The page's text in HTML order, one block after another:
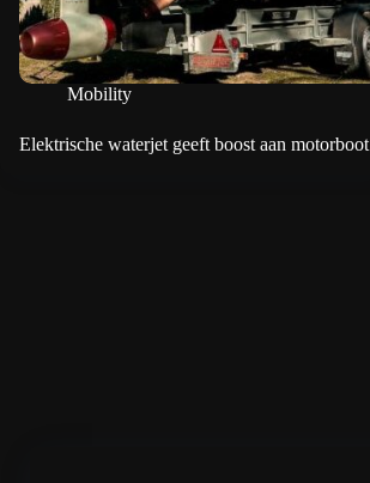
Mobility
Elektrische waterjet geeft boost aan motorboot